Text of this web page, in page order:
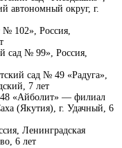
автономный округ, г.
102», Россия,
сад № 99», Россия,
сад № 49 «Радуга»,
7 лет
48 «Айболит» — филиал
(Якутия), г. Удачный, 6
Ленинградская
6 лет